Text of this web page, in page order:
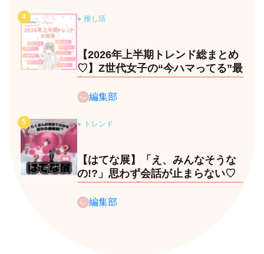
● 推し活
【2026年上半期トレンド総まとめ
♡】Z世代女子の“今ハマってる”最
新トレンドは？ネクストバズ予報
もチェック♪
編集部
● トレンド
【はてな展】「え、みんなそうな
の!?」思わず会話が止まらない♡
きたレポ
編集部